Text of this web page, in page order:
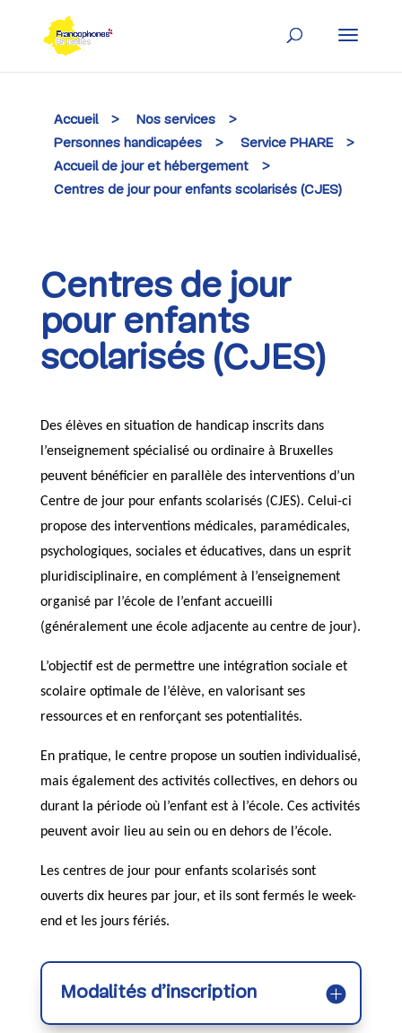
content
Accueil > Nos services
>
Personnes handicapées
> Service PHARE
>
Accueil de jour et hébergement
>
Centres de jour pour enfants scolarisés (CJES)
Centres de jour
pour enfants
scolarisés (CJES)
Des élèves en situation de handicap inscrits dans
l’enseignement spécialisé ou ordinaire à Bruxelles
peuvent bénéficier en parallèle des interventions d’un
Centre de jour pour enfants scolarisés (CJES). Celui-ci
propose des interventions médicales, paramédicales,
psychologiques, sociales et éducatives, dans un esprit
pluridisciplinaire, en complément à l’enseignement
organisé par l’école de l’enfant accueilli
(généralement une école adjacente au centre de jour).
L’objectif est de permettre une intégration sociale et
scolaire optimale de l’élève, en valorisant ses
ressources et en renforçant ses potentialités.
En pratique, le centre propose un soutien individualisé,
mais également des activités collectives, en dehors ou
durant la période où l’enfant est à l’école. Ces activités
peuvent avoir lieu au sein ou en dehors de l’école.
Les centres de jour pour enfants scolarisés sont
ouverts dix heures par jour, et ils sont fermés le week-
end et les jours fériés.
Modalités d’inscription